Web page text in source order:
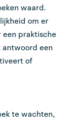
waard.
om er
een praktische
antwoord een
of
te wachten,